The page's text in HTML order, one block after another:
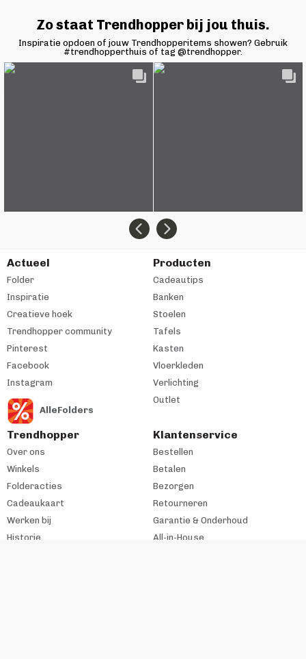
Zo staat Trendhopper bij jou thuis.
Inspiratie opdoen of jouw Trendhopperitems showen? Gebruik
#trendhopperthuis of tag @trendhopper.
Actueel
Folder
Inspiratie
Creatieve hoek
Trendhopper community
Pinterest
Facebook
Instagram
AlleFolders
Producten
Cadeautips
Banken
Stoelen
Tafels
Kasten
Vloerkleden
Verlichting
Outlet
Trendhopper
Over ons
Winkels
Folderacties
Cadeaukaart
Werken bij
Historie
Klantenservice
Bestellen
Betalen
Bezorgen
Retourneren
Garantie & Onderhoud
All-in-House